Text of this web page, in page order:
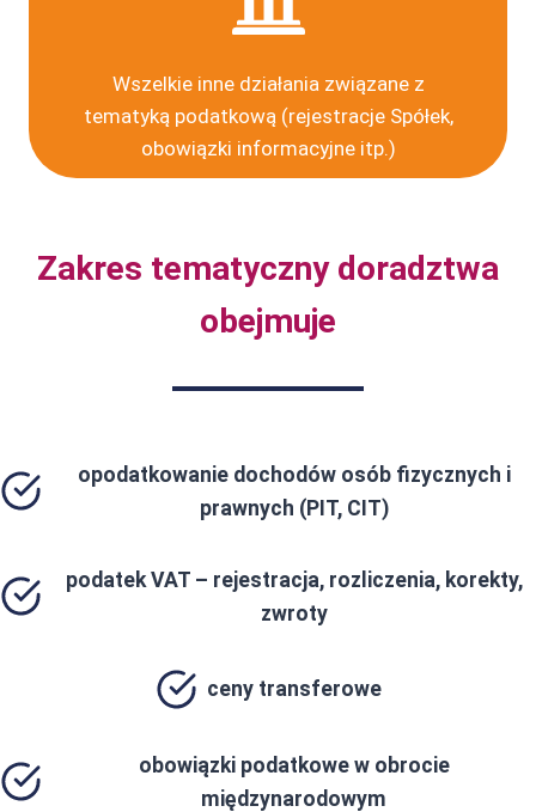
Wszelkie inne działania związane z
tematyką podatkową (rejestracje Spółek,
obowiązki informacyjne itp.)
Zakres tematyczny doradztwa
obejmuje
opodatkowanie dochodów osób fizycznych i
prawnych (PIT, CIT)
podatek VAT – rejestracja, rozliczenia, korekty,
zwroty
ceny transferowe
obowiązki podatkowe w obrocie
międzynarodowym